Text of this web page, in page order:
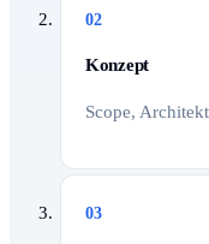
02
Konzept
Scope,
03